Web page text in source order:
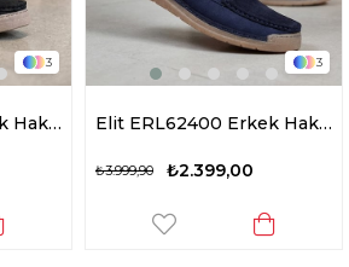
3
Elit ERL62400 Erkek Hakiki Deri Casual Ayakkabı Siyah
3
Elit ERL62400 Erkek Hakiki Deri Casual Ayakkabı Lacivert
₺2.399,00
₺3.999,90